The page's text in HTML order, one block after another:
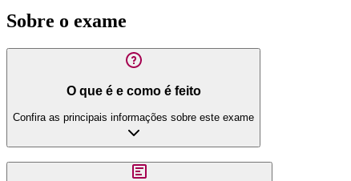
Sobre o exame
O que é e como é feito
Confira as principais informações sobre este exame